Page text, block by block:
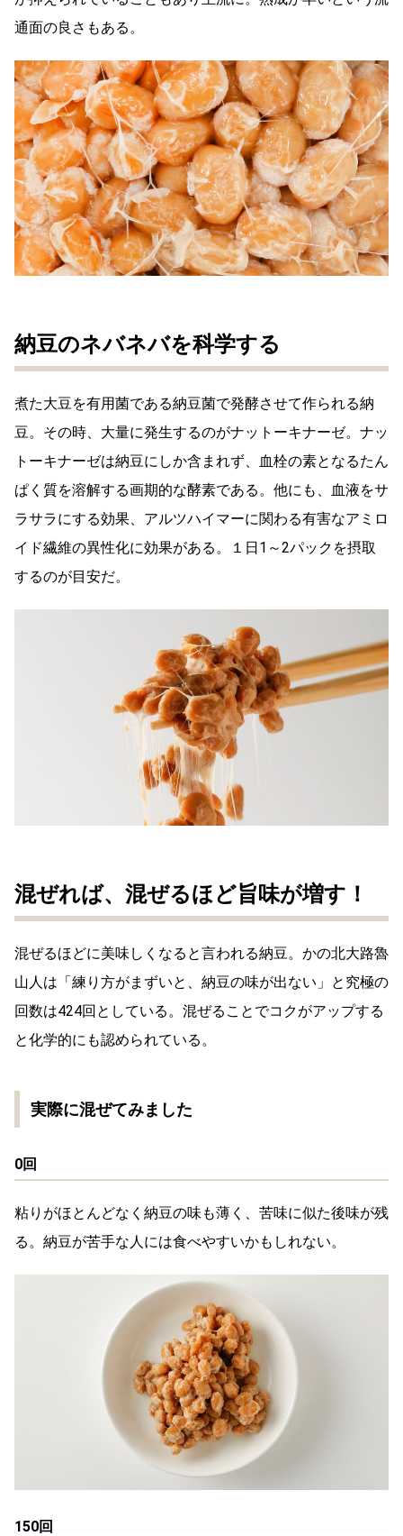
通面の良さもある。
納豆のネバネバを科学する
煮た大豆を有用菌である納豆菌で発酵させて作られる納
豆。その時、大量に発生するのがナットーキナーゼ。ナッ
トーキナーゼは納豆にしか含まれず、血栓の素となるたん
ぱく質を溶解する画期的な酵素である。他にも、血液をサ
ラサラにする効果、アルツハイマーに関わる有害なアミロ
イド繊維の異性化に効果がある。１日1～2パックを摂取
するのが目安だ。
混ぜれば、混ぜるほど旨味が増す！
混ぜるほどに美味しくなると言われる納豆。かの北大路魯
山人は「練り方がまずいと、納豆の味が出ない」と究極の
回数は424回としている。混ぜることでコクがアップする
と化学的にも認められている。
実際に混ぜてみました
0回
粘りがほとんどなく納豆の味も薄く、苦味に似た後味が残
る。納豆が苦手な人には食べやすいかもしれない。
150回